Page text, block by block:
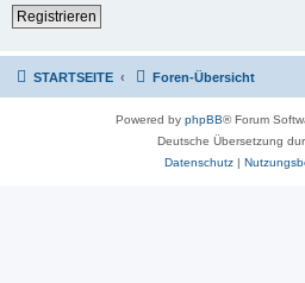
Registrieren
STARTSEITE Foren-Übersicht
Powered by phpBB® Forum
Deutsche Übersetzung
Datenschutz|